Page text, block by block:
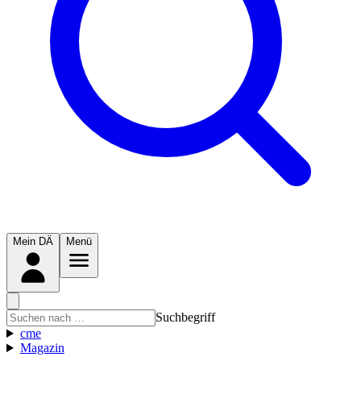
Mein DÄ Menü
Suchbegriff
cme
Magazin